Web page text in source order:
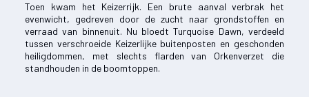
Toen kwam het Keizerrijk. Een brute aanval verbrak het
evenwicht, gedreven door de zucht naar grondstoffen en
verraad van binnenuit. Nu bloedt Turquoise Dawn, verdeeld
tussen verschroeide Keizerlijke buitenposten en geschonden
heiligdommen, met slechts flarden van Orkenverzet die
standhouden in de boomtoppen.